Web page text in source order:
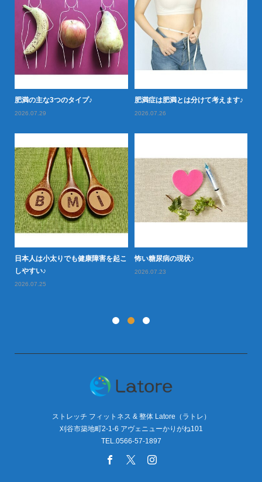
肥満の主な3つのタイプ♪
2026.07.29
肥満症は肥満とは分けて考えます♪
2026.07.26
日本人は小太りでも健康障害を起こ
しやすい♪
2026.07.25
怖い糖尿病の現状♪
2026.07.23
ストレッチ フィットネス & 整体 Latore（ラトレ）
刈谷市築地町2-1-6 アヴェニューかりがね101
TEL.0566-57-1897